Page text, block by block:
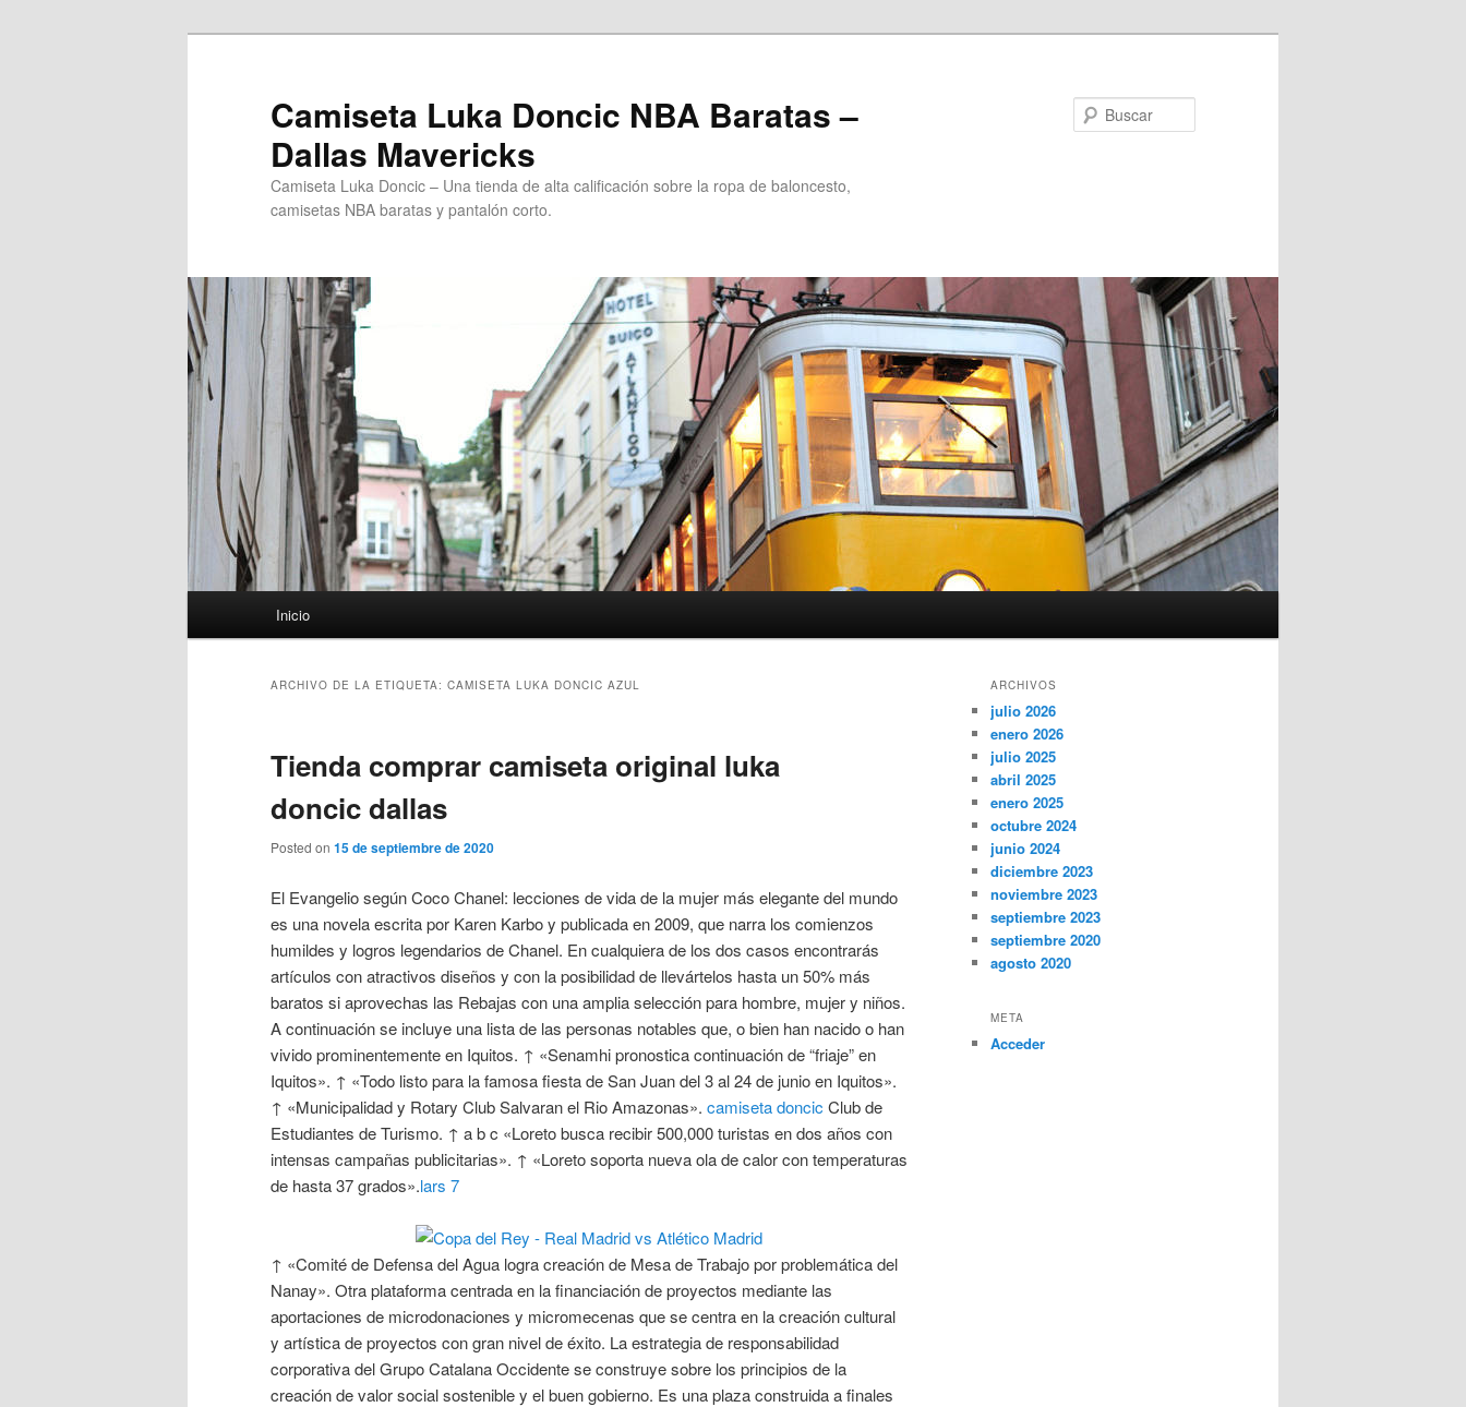
Camiseta Luka Doncic NBA Baratas –
Dallas Mavericks
Camiseta Luka Doncic – Una tienda de alta calificación sobre la ropa de baloncesto,
camisetas NBA baratas y pantalón corto.
Inicio
ARCHIVO DE LA ETIQUETA: CAMISETA LUKA DONCIC AZUL
Tienda comprar camiseta original luka
doncic dallas
Posted on 15 de septiembre de 2020
El Evangelio según Coco Chanel: lecciones de vida de la mujer más elegante del mundo
es una novela escrita por Karen Karbo y publicada en 2009, que narra los comienzos
humildes y logros legendarios de Chanel. En cualquiera de los dos casos encontrarás
artículos con atractivos diseños y con la posibilidad de llevártelos hasta un 50% más
baratos si aprovechas las Rebajas con una amplia selección para hombre, mujer y niños.
A continuación se incluye una lista de las personas notables que, o bien han nacido o han
vivido prominentemente en Iquitos. ↑ «Senamhi pronostica continuación de “friaje” en
Iquitos». ↑ «Todo listo para la famosa fiesta de San Juan del 3 al 24 de junio en Iquitos».
↑ «Municipalidad y Rotary Club Salvaran el Rio Amazonas». camiseta doncic Club de
Estudiantes de Turismo. ↑ a b c «Loreto busca recibir 500,000 turistas en dos años con
intensas campañas publicitarias». ↑ «Loreto soporta nueva ola de calor con temperaturas
de hasta 37 grados».lars 7
↑ «Comité de Defensa del Agua logra creación de Mesa de Trabajo por problemática del
Nanay». Otra plataforma centrada en la financiación de proyectos mediante las
aportaciones de microdonaciones y micromecenas que se centra en la creación cultural
y artística de proyectos con gran nivel de éxito. La estrategia de responsabilidad
corporativa del Grupo Catalana Occidente se construye sobre los principios de la
creación de valor social sostenible y el buen gobierno. Es una plaza construida a finales
ARCHIVOS
julio 2026
enero 2026
julio 2025
abril 2025
enero 2025
octubre 2024
junio 2024
diciembre 2023
noviembre 2023
septiembre 2023
septiembre 2020
agosto 2020
META
Acceder